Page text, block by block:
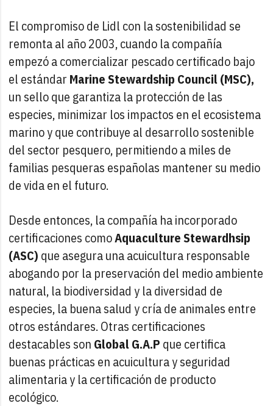
El compromiso de Lidl con la sostenibilidad se
remonta al año 2003, cuando la compañía
empezó a comercializar pescado certificado bajo
el estándar Marine Stewardship Council (MSC),
un sello que garantiza la protección de las
especies, minimizar los impactos en el ecosistema
marino y que contribuye al desarrollo sostenible
del sector pesquero, permitiendo a miles de
familias pesqueras españolas mantener su medio
de vida en el futuro.
Desde entonces, la compañía ha incorporado
certificaciones comoAquaculture Stewardhsip
(ASC) que asegura una acuicultura responsable
abogando por la preservación del medio ambiente
natural, la biodiversidad y la diversidad de
especies, la buena salud y cría de animales entre
otros estándares. Otras certificaciones
destacables son Global G.A.P que certifica
buenas prácticas en acuicultura y seguridad
alimentaria y la certificación de producto
ecológico.